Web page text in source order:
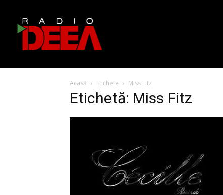
Acasă Etichete Miss Fitz
Etichetă: Miss Fitz